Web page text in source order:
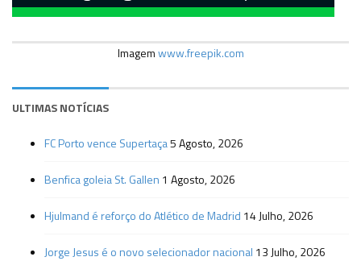
Imagemwww.freepik.com
ULTIMAS NOTÍCIAS
FC Porto vence Supertaça5 Agosto, 2026
Benfica goleia St. Gallen 1 Agosto, 2026
Hjulmand é reforço do Atlético de Madrid 14 Julho, 2026
Jorge Jesus é o novo selecionador nacional 13 Julho, 2026